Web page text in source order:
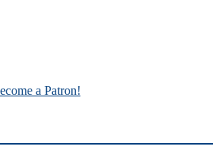
a Patron!